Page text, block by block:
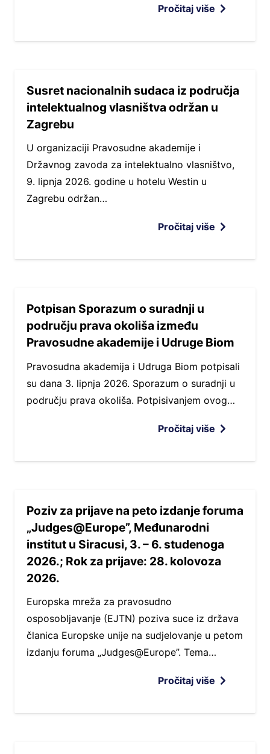
Pročitaj više
Susret nacionalnih sudaca iz područja
intelektualnog vlasništva održan u
Zagrebu
U organizaciji Pravosudne akademije i
Državnog zavoda za intelektualno vlasništvo,
9. lipnja 2026. godine u hotelu Westin u
Zagrebu održan…
Pročitaj više
Potpisan Sporazum o suradnji u
području prava okoliša između
Pravosudne akademije i Udruge Biom
Pravosudna akademija i Udruga Biom potpisali
su dana 3. lipnja 2026. Sporazum o suradnji u
području prava okoliša. Potpisivanjem ovog…
Pročitaj više
Poziv za prijave na peto izdanje foruma
„Judges@Europe”, Međunarodni
institut u Siracusi, 3. – 6. studenoga
2026.; Rok za prijave: 28. kolovoza
2026.
Europska mreža za pravosudno
osposobljavanje (EJTN) poziva suce iz država
članica Europske unije na sudjelovanje u petom
izdanju foruma „Judges@Europe”. Tema…
Pročitaj više